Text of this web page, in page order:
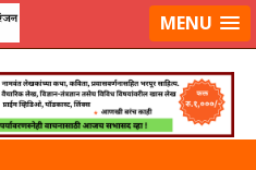
लॉग-इन करा MENU